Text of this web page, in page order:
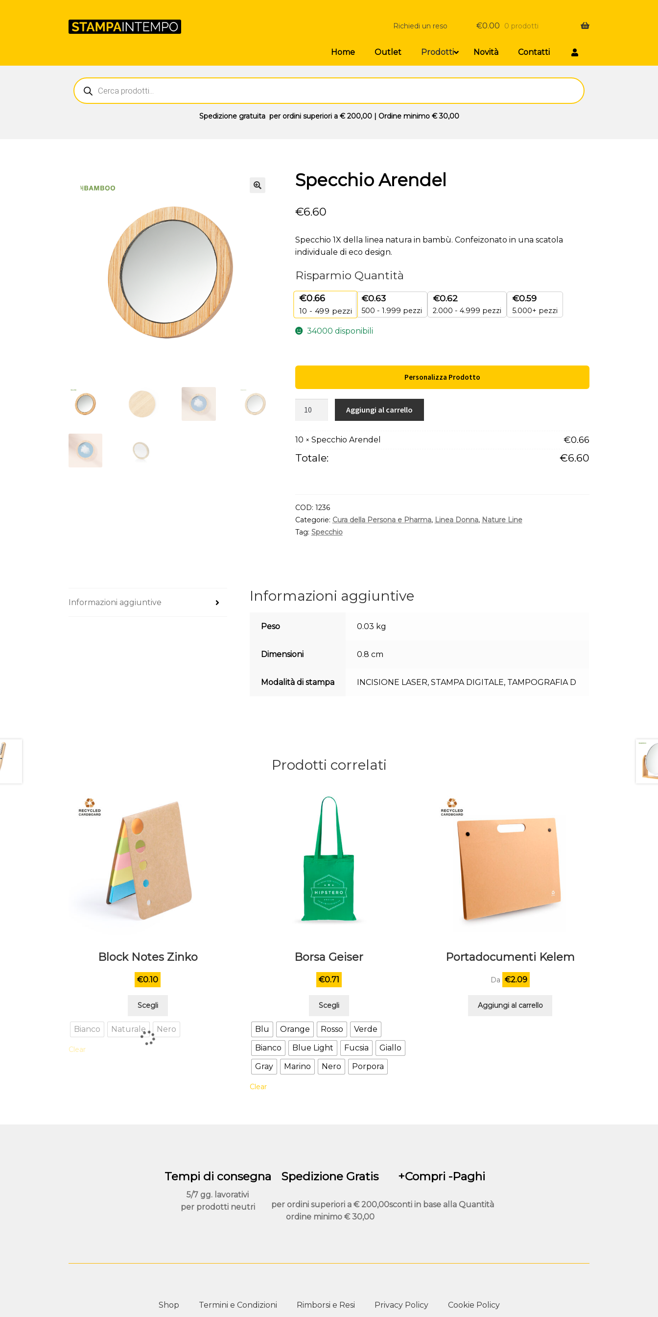
Richiedi un reso €0.00 0 prodotti
Home Outlet Prodotti Novità Contatti
Ricerca
prodotti
Spedizione gratuitaper ordini superiori a € 200,00| Ordine minimo € 30,00
Specchio Arendel
€6.60
Specchio 1X della linea natura in bambù. Confeizonato in una scatola
individuale di eco design.
Risparmio Quantità
€0.66
10 - 499 pezzi
€0.63
500 - 1.999 pezzi
€0.62
2.000 - 4.999 pezzi
€0.59
5.000+ pezzi
34000 disponibili
Personalizza Prodotto
Aggiungi al carrello
10 × Specchio Arendel €0.66
Totale: €6.60
COD: 1236
Categorie: Cura della Persona e Pharma, Linea Donna, Nature Line
Tag: Specchio
Informazioni aggiuntive Informazioni aggiuntive
Peso 0.03 kg
Dimensioni 0.8 cm
Modalità di stampa INCISIONE LASER, STAMPA DIGITALE, TAMPOGRAFIA D
Prodotti correlati
Block Notes Zinko
€0.10
Scegli
più
Bianco Naturale Nero
Clear
Borsa Geiser
€0.71
Scegli
ha
più
varianti.
Le
opzioni
Blu Orange Rosso
Verde
Bianco
Blue Light Fucsia
Giallo
Gray
Marino Nero Porpora
Clear
Portadocumenti Kelem
Da €2.09
Aggiungi al carrello
Tempi di consegna
5/7 gg. lavorativi
per prodotti neutri
Spedizione Gratis
per ordini superiori a € 200,00
ordine minimo€ 30,00
+Compri -Paghi
sconti in base alla Quantità
Shop Termini e Condizioni Rimborsi e Resi Privacy Policy Cookie Policy